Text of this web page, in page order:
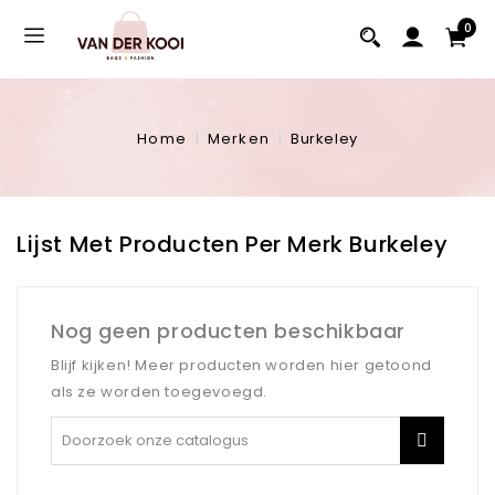
0
Home Merken Burkeley
Lijst Met Producten Per Merk Burkeley
Nog geen producten beschikbaar
Blijf kijken! Meer producten worden hier getoond
als ze worden toegevoegd.